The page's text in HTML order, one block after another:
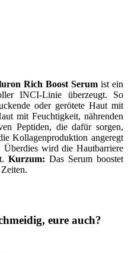
Rich Boost Serumist ein
INCI-Linie überzeugt. So
oder gerötete Haut mit
mit Feuchtigkeit, nährenden
Peptiden, die dafür sorgen,
Kollagenproduktion angeregt
wird die Hautbarriere
Kurzum: Das Serum boostet
eure auch?